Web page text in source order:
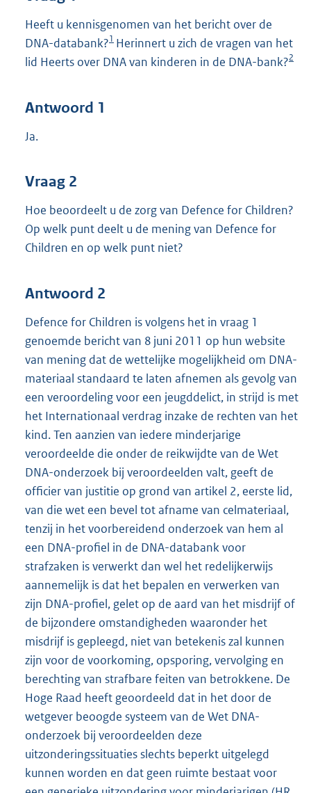
Heeft u kennisgenomen van het bericht over de
DNA-databank?1 Herinnert u zich de vragen van het
lid Heerts over DNA van kinderen in de DNA-bank?2
Antwoord 1
Ja.
Vraag 2
Hoe beoordeelt u de zorg van Defence for Children?
Op welk punt deelt u de mening van Defence for
Children en op welk punt niet?
Antwoord 2
Defence for Children is volgens het in vraag 1
genoemde bericht van 8 juni 2011 op hun website
van mening dat de wettelijke mogelijkheid om DNA-
materiaal standaard te laten afnemen als gevolg van
een veroordeling voor een jeugddelict, in strijd is met
het Internationaal verdrag inzake de rechten van het
kind. Ten aanzien van iedere minderjarige
veroordeelde die onder de reikwijdte van de Wet
DNA-onderzoek bij veroordeelden valt, geeft de
officier van justitie op grond van artikel 2, eerste lid,
van die wet een bevel tot afname van celmateriaal,
tenzij in het voorbereidend onderzoek van hem al
een DNA-profiel in de DNA-databank voor
strafzaken is verwerkt dan wel het redelijkerwijs
aannemelijk is dat het bepalen en verwerken van
zijn DNA-profiel, gelet op de aard van het misdrijf of
de bijzondere omstandigheden waaronder het
misdrijf is gepleegd, niet van betekenis zal kunnen
zijn voor de voorkoming, opsporing, vervolging en
berechting van strafbare feiten van betrokkene. De
Hoge Raad heeft geoordeeld dat in het door de
wetgever beoogde systeem van de Wet DNA-
onderzoek bij veroordeelden deze
uitzonderingssituaties slechts beperkt uitgelegd
kunnen worden en dat geen ruimte bestaat voor